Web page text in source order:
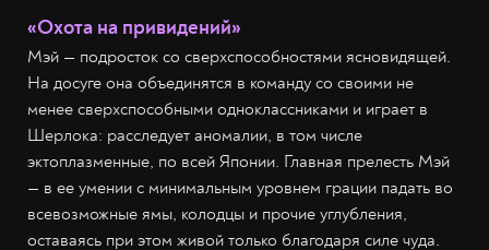
«Охота на привидений»
Мэй — подросток со сверхспособностями ясновидящей.
На досуге она объединятся в команду со своими не
менее сверхспособными одноклассниками и играет в
Шерлока: расследует аномалии, в том числе
эктоплазменные, по всей Японии. Главная прелесть Мэй
— в ее умении с минимальным уровнем грации падать во
всевозможные ямы, колодцы и прочие углубления,
оставаясь при этом живой только благодаря силе чуда.